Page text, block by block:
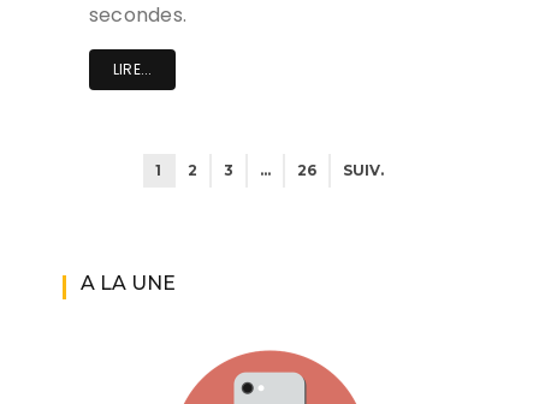
secondes.
LIRE...
1 2 3 … 26 SUIV.
A LA UNE